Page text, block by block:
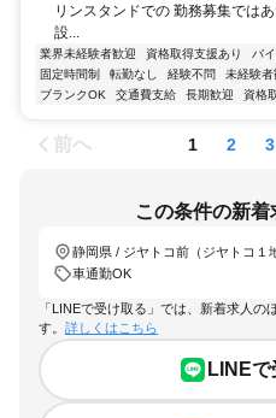
リンスタンドでの 勤務募集では
設...
業界未経験者歓迎 資格取得支援あり バ
固定時間制
転勤なし 経験不問 未経験者
ブランクOK
交通費支給 長期歓迎 資格
前へ 1 2 3
この条件の新
静岡県 / ジヤトコ前（ジヤトコ１
車通勤OK
「LINEで受け取る」では、新着求人の
す。 詳しくはこちら
LINE